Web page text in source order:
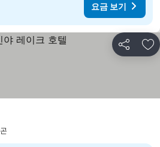
요금 보기
공유 즐